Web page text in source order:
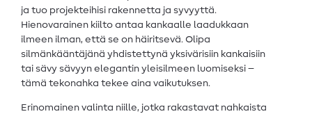
ja tuo projekteihisi rakennetta ja syvyyttä.
Hienovarainen kiilto antaa kankaalle laadukkaan
ilmeen ilman, että se on häiritsevä. Olipa
silmänkääntäjänä yhdistettynä yksivärisiin kankaisiin
tai sävy sävyyn elegantin yleisilmeen luomiseksi –
tämä tekonahka tekee aina vaikutuksen.
Erinomainen valinta niille, jotka rakastavat nahkaista